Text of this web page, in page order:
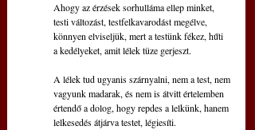
Ahogy az érzések sorhulláma ellep minket,
testi változást, testfelkavarodást megélve,
könnyen elviseljük, mert a testünk fékez, hűti
a kedélyeket, amit lélek tüze gerjeszt.
A lélek tud ugyanis szárnyalni, nem a test, nem
vagyunk madarak, és nem is átvitt értelemben
értendő a dolog, hogy repdes a lelkünk, hanem
lelkesedés átjárva testet, légiesíti.